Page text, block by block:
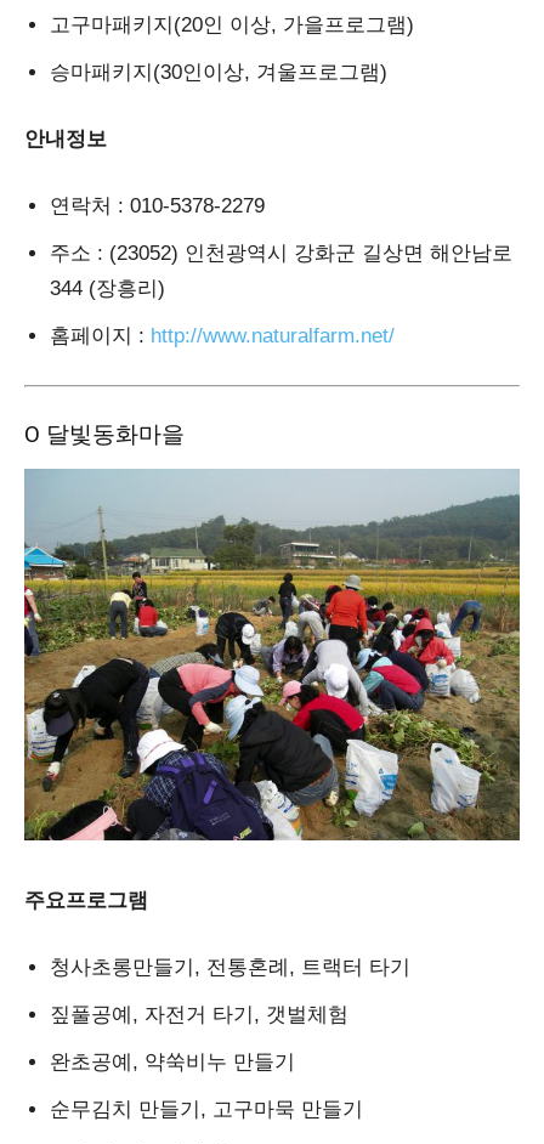
고구마패키지(20인 이상, 가을프로그램)
승마패키지(30인이상, 겨울프로그램)
안내정보
연락처 : 010-5378-2279
주소 : (23052) 인천광역시 강화군 길상면 해안남로
344 (장흥리)
홈페이지 : http://www.naturalfarm.net/
Ο 달빛동화마을
주요프로그램
청사초롱만들기, 전통혼례, 트랙터 타기
짚풀공예, 자전거 타기, 갯벌체험
완초공예, 약쑥비누 만들기
순무김치 만들기, 고구마묵 만들기